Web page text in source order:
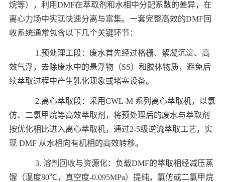
烷等），利用DMF在萃取剂和水相中分配系数的差异，在
离心力场中实现快速分离与富集。一套完整高效的DMF回
收系统通常包含以下几个关键环节：
1.预处理工段：废水首先经过格栅、絮凝沉淀、高
效气浮，去除废水中的悬浮物（SS）和胶体物质，避免后
续萃取过程中产生乳化现象或堵塞设备。
2.离心萃取段：采用CWL-M 系列离心萃取机，以氯
仿、二氯甲烷等高效萃取剂，将预处理后的废水与萃取剂
按优化相比进入离心萃取机，通过2-5级逆流萃取工艺，实
现 DMF 从水相向有机相的高效转移。
3. 溶剂回收与资源化：负载DMF的萃取相经减压蒸
馏（温度80℃，真空度-0.095MPa）提纯，氯仿或二氯甲烷